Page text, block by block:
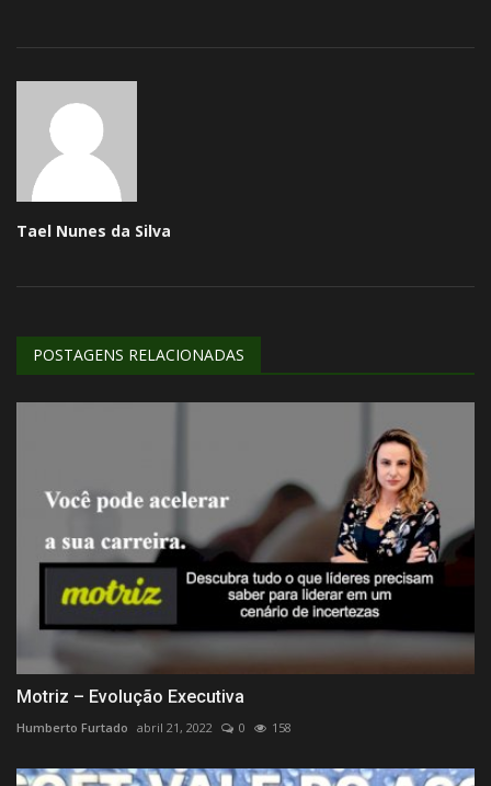
Tael Nunes da Silva
POSTAGENS RELACIONADAS
Motriz – Evolução Executiva
Humberto Furtado abril 21, 2022 0 158